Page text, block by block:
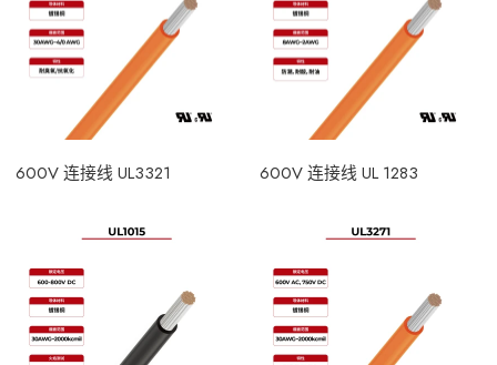
600V 连接线 UL3321 600V 连接线 UL 1283